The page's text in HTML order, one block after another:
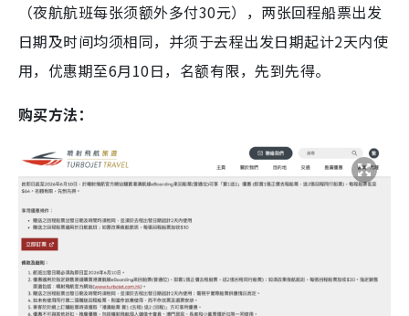
（夜航航班每张须额外多付30元），两张回程船票出发
日期及时间均须相同，并须于去程出发日期起计2天内使
用，优惠期至6月10日，名额有限，先到先得。
购买方法：